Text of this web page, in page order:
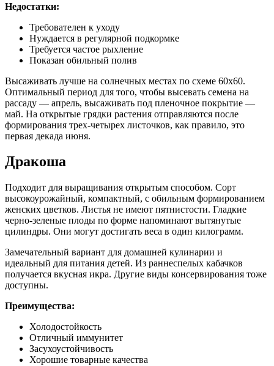
Недостатки:
Требователен к уходу
Нуждается в регулярной подкормке
Требуется частое рыхление
Показан обильный полив
Высаживать лучше на солнечных местах по схеме 60х60.
Оптимальный период для того, чтобы высевать семена на
рассаду — апрель, высаживать под пленочное покрытие —
май. На открытые грядки растения отправляются после
формирования трех-четырех листочков, как правило, это
первая декада июня.
Дракоша
Подходит для выращивания открытым способом. Сорт
высокоурожайный, компактный, с обильным формированием
женских цветков. Листья не имеют пятнистости. Гладкие
черно-зеленые плоды по форме напоминают вытянутые
цилиндры. Они могут достигать веса в один килограмм.
Замечательный вариант для домашней кулинарии и
идеальный для питания детей. Из раннеспелых кабачков
получается вкусная икра. Другие виды консервирования тоже
доступны.
Преимущества:
Холодостойкость
Отличный иммунитет
Засухоустойчивость
Хорошие товарные качества